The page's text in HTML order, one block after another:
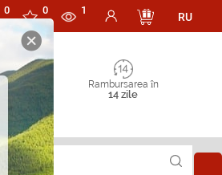
0 0 1
RU
Rambursarea în
14 zile